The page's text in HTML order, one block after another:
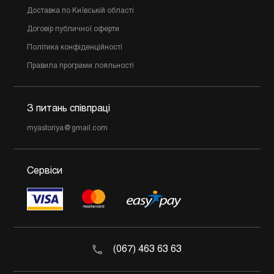
Доставка по Київській області
Договір публичної оферти
Політика конфіденційності
Правила програми лояльності
З питань співпраці
myastoriya@gmail.com
Сервіси
(067) 463 63 63